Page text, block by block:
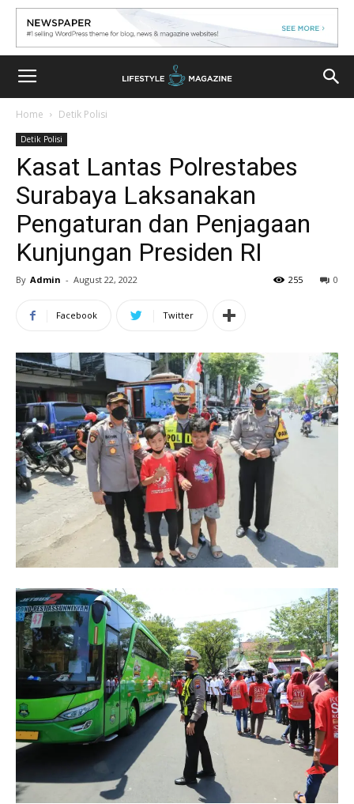
Home Detik Polisi
Detik Polisi
Kasat Lantas Polrestabes
Surabaya Laksanakan
Pengaturan dan Penjagaan
Kunjungan Presiden RI
By Admin - August 22, 2022 0
255
Facebook Twitter